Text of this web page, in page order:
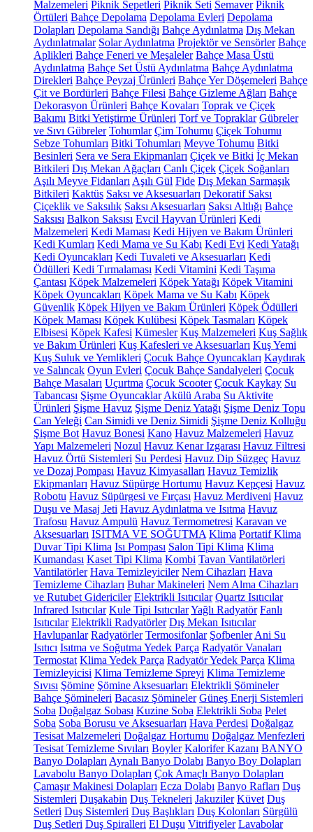
Malzemeleri Piknik Sepetleri Piknik Seti Semaver Piknik
Örtüleri Bahçe Depolama Depolama Evleri Depolama
Dolapları Depolama Sandığı Bahçe Aydınlatma Dış Mekan
Aydınlatmalar Solar Aydınlatma Projektör ve Sensörler Bahçe
Aplikleri Bahçe Feneri ve Meşaleler Bahçe Masa Üstü
Aydınlatma Bahçe Set Üstü Aydınlatma Bahçe Aydınlatma
Direkleri Bahçe Peyzaj Ürünleri Bahçe Yer Döşemeleri Bahçe
Çit ve Bordürleri Bahçe Filesi Bahçe Gizleme Ağları Bahçe
Dekorasyon Ürünleri Bahçe Kovaları Toprak ve Çiçek
Bakımı Bitki Yetiştirme Ürünleri Torf ve Topraklar Gübreler
ve Sıvı Gübreler Tohumlar Çim Tohumu Çiçek Tohumu
Sebze Tohumları Bitki Tohumları Meyve Tohumu Bitki
Besinleri Sera ve Sera Ekipmanları Çiçek ve Bitki İç Mekan
Bitkileri Dış Mekan Ağaçları Canlı Çiçek Çiçek Soğanları
Aşılı Meyve Fidanları Aşılı Gül Fide Dış Mekan Sarmaşık
Bitkileri Kaktüs Saksı ve Aksesuarları Dekoratif Saksı
Çiçeklik ve Saksılık Saksı Aksesuarları Saksı Altlığı Bahçe
Saksısı Balkon Saksısı Evcil Hayvan Ürünleri Kedi
Malzemeleri Kedi Maması Kedi Hijyen ve Bakım Ürünleri
Kedi Kumları Kedi Mama ve Su Kabı Kedi Evi Kedi Yatağı
Kedi Oyuncakları Kedi Tuvaleti ve Aksesuarları Kedi
Ödülleri Kedi Tırmalaması Kedi Vitamini Kedi Taşıma
Çantası Köpek Malzemeleri Köpek Yatağı Köpek Vitamini
Köpek Oyuncakları Köpek Mama ve Su Kabı Köpek
Güvenlik Köpek Hijyen ve Bakım Ürünleri Köpek Ödülleri
Köpek Maması Köpek Kulübesi Köpek Tasmaları Köpek
Elbisesi Köpek Kafesi Kümesler Kuş Malzemeleri Kuş Sağlık
ve Bakım Ürünleri Kuş Kafesleri ve Aksesuarları Kuş Yemi
Kuş Suluk ve Yemlikleri Çocuk Bahçe Oyuncakları Kaydırak
ve Salıncak Oyun Evleri Çocuk Bahçe Sandalyeleri Çocuk
Bahçe Masaları Uçurtma Çocuk Scooter Çocuk Kaykay Su
Tabancası Şişme Oyuncaklar Akülü Araba Su Aktivite
Ürünleri Şişme Havuz Şişme Deniz Yatağı Şişme Deniz Topu
Can Yeleği Can Simidi ve Deniz Simidi Şişme Deniz Kolluğu
Şişme Bot Havuz Bonesi Kano Havuz Malzemeleri Havuz
Yapı Malzemeleri Nozul Havuz Kenar Izgarası Havuz Filtresi
Havuz Örtü Sistemleri Su Perdesi Havuz Dip Süzgeç Havuz
ve Dozaj Pompası Havuz Kimyasalları Havuz Temizlik
Ekipmanları Havuz Süpürge Hortumu Havuz Kepçesi Havuz
Robotu Havuz Süpürgesi ve Fırçası Havuz Merdiveni Havuz
Duşu ve Masaj Jeti Havuz Aydınlatma ve Isıtma Havuz
Trafosu Havuz Ampulü Havuz Termometresi Karavan ve
Aksesuarları ISITMA VE SOĞUTMA Klima Portatif Klima
Duvar Tipi Klima Isı Pompası Salon Tipi Klima Klima
Kumandası Kaset Tipi Klima Kombi Tavan Vantilatörleri
Vantilatörler Hava Temizleyiciler Nem Cihazları Hava
Temizleme Cihazları Buhar Makineleri Nem Alma Cihazları
ve Rutubet Gidericiler Elektrikli Isıtıcılar Quartz Isıtıcılar
Infrared Isıtıcılar Kule Tipi IsıtıcılarYağlı Radyatör Fanlı
Isıtıcılar Elektrikli Radyatörler Dış Mekan Isıtıcılar
Havlupanlar Radyatörler Termosifonlar Şofbenler Ani Su
Isıtıcı Isıtma ve Soğutma Yedek Parça Radyatör Vanaları
Termostat Klima Yedek Parça Radyatör Yedek Parça Klima
Temizleyicisi Klima Temizleme Spreyi Klima Temizleme
Sıvısı Şömine Şömine Aksesuarları Elektrikli Şömineler
Bahçe Şömineleri Bacasız Şömineler Güneş Enerji Sistemleri
Soba Doğalgaz Sobası Kuzine Soba Elektrikli Soba Pelet
Soba Soba Borusu ve Aksesuarları Hava Perdesi Doğalgaz
Tesisat Malzemeleri Doğalgaz Hortumu Doğalgaz Menfezleri
Tesisat Temizleme Sıvıları Boyler Kalorifer Kazanı BANYO
Banyo Dolapları Aynalı Banyo Dolabı Banyo Boy Dolapları
Lavabolu Banyo Dolapları Çok Amaçlı Banyo Dolapları
Çamaşır Makinesi Dolapları Ecza Dolabı Banyo Rafları Duş
Sistemleri Duşakabin Duş Tekneleri Jakuziler Küvet Duş
Setleri Duş Sistemleri Duş Başlıkları Duş Kolonları Sürgülü
Duş Setleri Duş Spiralleri El Duşu Vitrifiyeler Lavabolar